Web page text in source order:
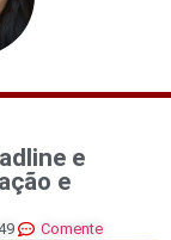
e
e
Comente